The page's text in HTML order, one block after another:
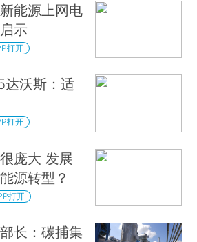
能源上网电
示
打开
达沃斯：适
打开
庞大 发展
源转型？
打开
长：碳捕集